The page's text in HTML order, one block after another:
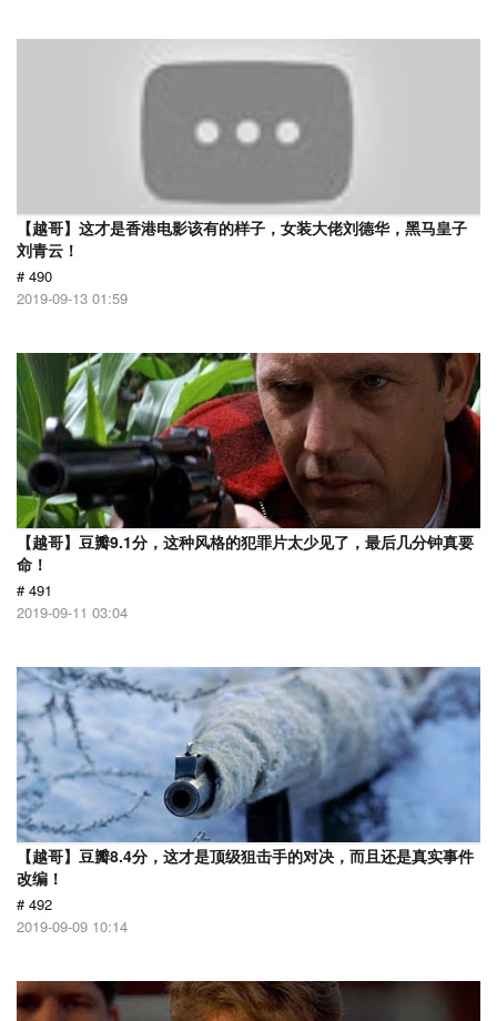
【越哥】这才是香港电影该有的样子，女装大佬刘德华，黑马皇子
刘青云！
# 490
2019-09-13 01:59
【越哥】豆瓣9.1分，这种风格的犯罪片太少见了，最后几分钟真要
命！
# 491
2019-09-11 03:04
【越哥】豆瓣8.4分，这才是顶级狙击手的对决，而且还是真实事件
改编！
# 492
2019-09-09 10:14